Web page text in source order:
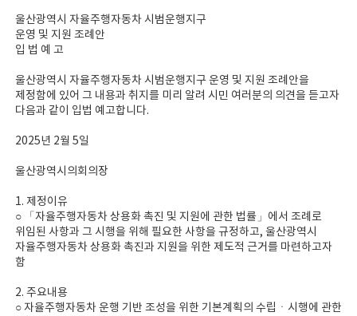
울산광역시 자율주행자동차 시범운행지구
운영 및 지원 조례안
입 법 예 고
울산광역시 자율주행자동차 시범운행지구 운영 및 지원 조례안을
제정함에 있어 그 내용과 취지를 미리 알려 시민 여러분의 의견을 듣고자
다음과 같이 입법 예고합니다.
2025년 2월 5일
울산광역시의회의장
1. 제정이유
○ 「자율주행자동차 상용화 촉진 및 지원에 관한 법률」에서 조례로
위임된 사항과 그 시행을 위해 필요한 사항을 규정하고, 울산광역시
자율주행자동차 상용화 촉진과 지원을 위한 제도적 근거를 마련하고자
함
2. 주요내용
○ 자율주행자동차 운행 기반 조성을 위한 기본계획의 수립ㆍ시행에 관한